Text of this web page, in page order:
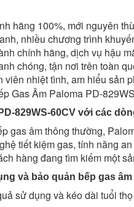
hãng 100%, mới nguyên
nhiều chương trình
chính hãng, dịch vụ hậu
chóng, tận nơi trên toàn
nhiệt tình, am hiểu sản
829WS-60CV với các
gas âm thông thường,
tiết kiệm gas, tính năng
hàng đang tìm kiếm một
và bảo quản bếp gas âm
sử dụng và kéo dài tuổi